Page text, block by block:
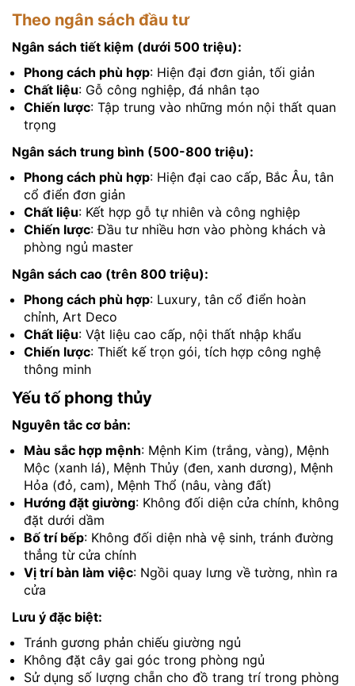
Theo ngân sách đầu tư
Ngân sách tiết kiệm (dưới 500 triệu):
Phong cách phù hợp: Hiện đại đơn giản, tối giản
Chất liệu: Gỗ công nghiệp, đá nhân tạo
Chiến lược: Tập trung vào những món nội thất quan
trọng
Ngân sách trung bình (500-800 triệu):
Phong cách phù hợp: Hiện đại cao cấp, Bắc Âu, tân
cổ điển đơn giản
Chất liệu: Kết hợp gỗ tự nhiên và công nghiệp
Chiến lược: Đầu tư nhiều hơn vào phòng khách và
phòng ngủ master
Ngân sách cao (trên 800 triệu):
Phong cách phù hợp: Luxury, tân cổ điển hoàn
chỉnh, Art Deco
Chất liệu: Vật liệu cao cấp, nội thất nhập khẩu
Chiến lược: Thiết kế trọn gói, tích hợp công nghệ
thông minh
Yếu tố phong thủy
Nguyên tắc cơ bản:
Màu sắc hợp mệnh: Mệnh Kim (trắng, vàng), Mệnh
Mộc (xanh lá), Mệnh Thủy (đen, xanh dương), Mệnh
Hỏa (đỏ, cam), Mệnh Thổ (nâu, vàng đất)
Hướng đặt giường: Không đối diện cửa chính, không
đặt dưới dầm
Bố trí bếp: Không đối diện nhà vệ sinh, tránh đường
thẳng từ cửa chính
Vị trí bàn làm việc: Ngồi quay lưng về tường, nhìn ra
cửa
Lưu ý đặc biệt:
Tránh gương phản chiếu giường ngủ
Không đặt cây gai góc trong phòng ngủ
Sử dụng số lượng chẵn cho đồ trang trí trong phòng